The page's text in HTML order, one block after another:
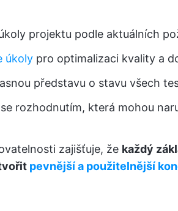
projektu podle aktuálních
úkoly pro optimalizaci kvality a
představu o stavu všech
rozhodnutím, která mohou
zajišťuje, že každý
pevnější a použitelnější